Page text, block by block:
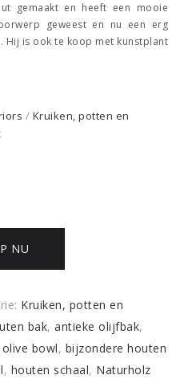
gemaakt en heeft een mooie
geweest en nu een erg
Hij is ook te koop met kunstplant
/ Kruiken, potten en
NU
Kruiken, potten en
bak, antieke olijfbak,
bowl, bijzondere houten
, houten schaal, Naturholz